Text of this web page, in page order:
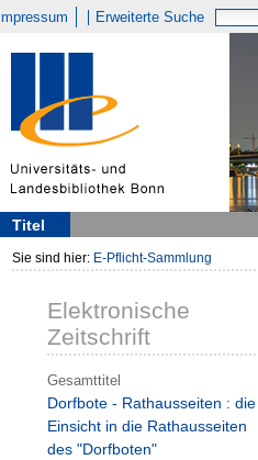
Impressum Erweiterte Suche
Titel
Sie sind hier: E-Pflicht-Sammlung
Elektronische
Zeitschrift
Gesamttitel
Dorfbote - Rathausseiten : die
Einsicht in die Rathausseiten
des "Dorfboten"